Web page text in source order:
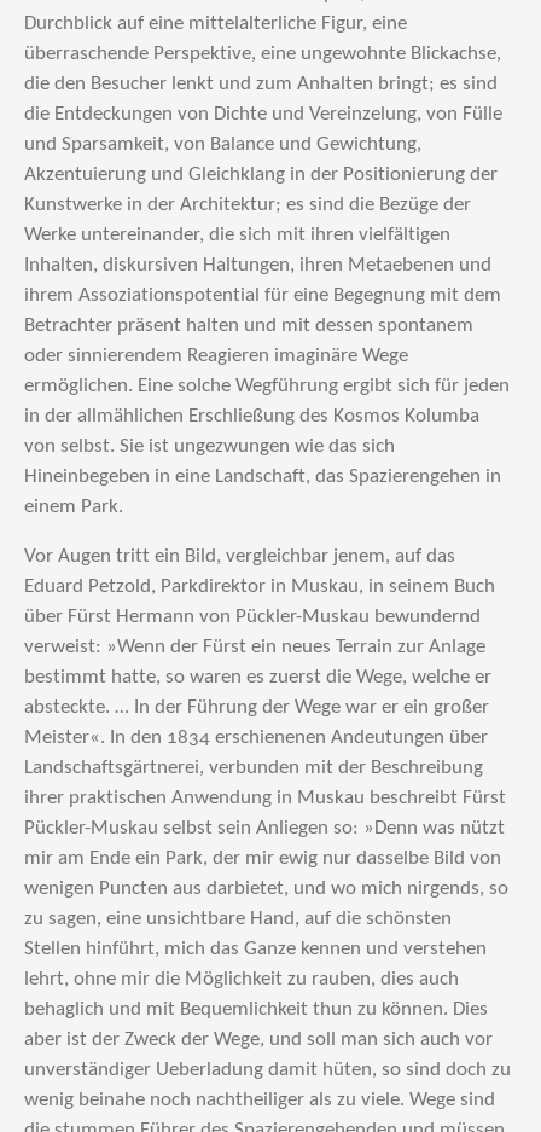
Durchblick auf eine mittelalterliche Figur, eine
überraschende Perspektive, eine ungewohnte Blickachse,
die den Besucher lenkt und zum Anhalten bringt; es sind
die Entdeckungen von Dichte und Vereinzelung, von Fülle
und Sparsamkeit, von Balance und Gewichtung,
Akzentuierung und Gleichklang in der Positionierung der
Kunstwerke in der Architektur; es sind die Bezüge der
Werke untereinander, die sich mit ihren vielfältigen
Inhalten, diskursiven Haltungen, ihren Metaebenen und
ihrem Assoziationspotential für eine Begegnung mit dem
Betrachter präsent halten und mit dessen spontanem
oder sinnierendem Reagieren imaginäre Wege
ermöglichen. Eine solche Wegführung ergibt sich für jeden
in der allmählichen Erschließung des Kosmos Kolumba
von selbst. Sie ist ungezwungen wie das sich
Hineinbegeben in eine Landschaft, das Spazierengehen in
einem Park.
Vor Augen tritt ein Bild, vergleichbar jenem, auf das
Eduard Petzold, Parkdirektor in Muskau, in seinem Buch
über Fürst Hermann von Pückler-Muskau bewundernd
verweist: »Wenn der Fürst ein neues Terrain zur Anlage
bestimmt hatte, so waren es zuerst die Wege, welche er
absteckte. … In der Führung der Wege war er ein großer
Meister«. In den 1834 erschienenen Andeutungen über
Landschaftsgärtnerei, verbunden mit der Beschreibung
ihrer praktischen Anwendung in Muskau beschreibt Fürst
Pückler-Muskau selbst sein Anliegen so: »Denn was nützt
mir am Ende ein Park, der mir ewig nur dasselbe Bild von
wenigen Puncten aus darbietet, und wo mich nirgends, so
zu sagen, eine unsichtbare Hand, auf die schönsten
Stellen hinführt, mich das Ganze kennen und verstehen
lehrt, ohne mir die Möglichkeit zu rauben, dies auch
behaglich und mit Bequemlichkeit thun zu können. Dies
aber ist der Zweck der Wege, und soll man sich auch vor
unverständiger Ueberladung damit hüten, so sind doch zu
wenig beinahe noch nachtheiliger als zu viele. Wege sind